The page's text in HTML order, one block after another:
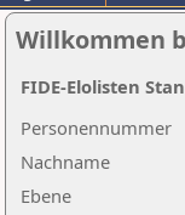
Willkommen
Nachname
Ebene
Personennummer
FIDE-Elolisten